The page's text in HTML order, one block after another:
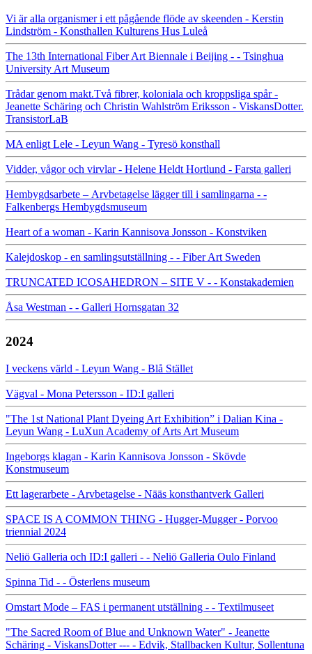
Vi är alla organismer i ett pågående flöde av skeenden - Kerstin
Lindström - Konsthallen Kulturens Hus Luleå
The 13th International Fiber Art Biennale i Beijing - - Tsinghua
University Art Museum
Trådar genom makt.Två fibrer, koloniala och kroppsliga spår -
Jeanette Schäring och Christin Wahlström Eriksson - ViskansDotter.
TransistorLaB
MA enligt Lele - Leyun Wang - Tyresö konsthall
Vidder, vågor och virvlar - Helene Heldt Hortlund - Farsta galleri
Hembygdsarbete – Arvbetagelse lägger till i samlingarna - -
Falkenbergs Hembygdsmuseum
Heart of a woman - Karin Kannisova Jonsson - Konstviken
Kalejdoskop - en samlingsutställning - - Fiber Art Sweden
TRUNCATED ICOSAHEDRON – SITE V - - Konstakademien
Åsa Westman - - Galleri Hornsgatan 32
2024
I veckens värld - Leyun Wang - Blå Stället
Vägval - Mona Petersson - ID:I galleri
"The 1st National Plant Dyeing Art Exhibition” i Dalian Kina -
Leyun Wang - LuXun Academy of Arts Art Museum
Ingeborgs klagan - Karin Kannisova Jonsson - Skövde
Konstmuseum
Ett lagerarbete - Arvbetagelse - Nääs konsthantverk Galleri
SPACE IS A COMMON THING - Hugger-Mugger - Porvoo
triennial 2024
Neliö Galleria och ID:I galleri - - Neliö Galleria Oulo Finland
Spinna Tid - - Österlens museum
Omstart Mode – FAS i permanent utställning - - Textilmuseet
"The Sacred Room of Blue and Unknown Water" - Jeanette
Schäring - ViskansDotter --- - Edvik, Stallbacken Kultur, Sollentuna